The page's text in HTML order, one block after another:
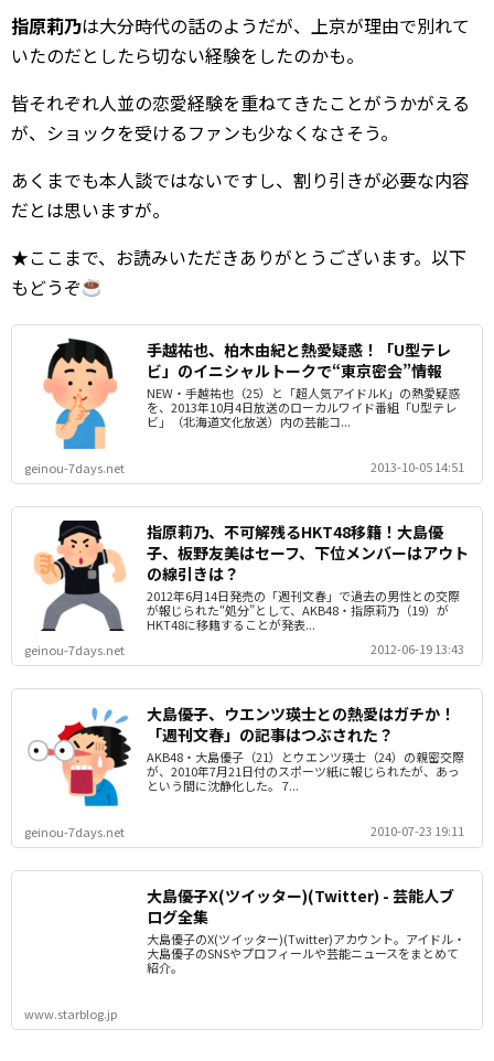
指原莉乃は大分時代の話のようだが、上京が理由で別れて
いたのだとしたら切ない経験をしたのかも。
皆それぞれ人並の恋愛経験を重ねてきたことがうかがえる
が、ショックを受けるファンも少なくなさそう。
あくまでも本人談ではないですし、割り引きが必要な内容
だとは思いますが。
★ここまで、お読みいただきありがとうございます。以下
もどうぞ
手越祐也、柏木由紀と熱愛疑惑！「U型テレ
ビ」のイニシャルトークで“東京密会”情報
NEW・手越祐也（25）と「超人気アイドルK」の熱愛疑惑
を、2013年10月4日放送のローカルワイド番組「U型テレ
ビ」（北海道文化放送）内の芸能コ...
geinou-7days.net 2013-10-05 14:51
指原莉乃、不可解残るHKT48移籍！大島優
子、板野友美はセーフ、下位メンバーはアウト
の線引きは？
2012年6月14日発売の「週刊文春」で過去の男性との交際
が報じられた“処分”として、AKB48・指原莉乃（19）が
HKT48に移籍することが発表...
geinou-7days.net
2012-06-19 13:43
大島優子、ウエンツ瑛士との熱愛はガチか！
「週刊文春」の記事はつぶされた？
AKB48・大島優子（21）とウエンツ瑛士（24）の親密交際
が、2010年7月21日付のスポーツ紙に報じられたが、あっ
という間に沈静化した。 7...
geinou-7days.net 2010-07-23 19:11
大島優子X(ツイッター)(Twitter) - 芸能人ブ
ログ全集
大島優子のX(ツイッター)(Twitter)アカウント。アイドル・
大島優子のSNSやプロフィールや芸能ニュースをまとめて
紹介。
www.starblog.jp